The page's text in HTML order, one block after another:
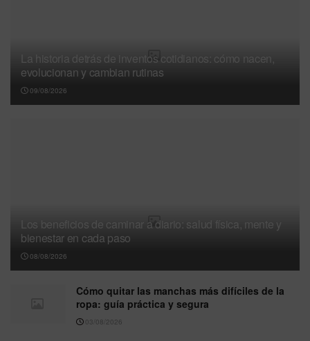
La historia detrás de inventos cotidianos: cómo nacen,
evolucionan y cambian rutinas
09/08/2026
Los beneficios de caminar a diario: salud física, mente y
bienestar en cada paso
08/08/2026
Cómo quitar las manchas más difíciles de la
ropa: guía práctica y segura
03/08/2026